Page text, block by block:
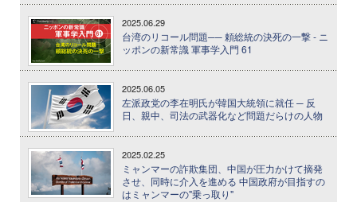
2025.06.29
台湾のリコール問題── 頼総統の決死の一撃 - ニ
ッポンの新常識 軍事学入門 61
2025.06.05
左派政党の李在明氏が韓国大統領に就任 ─ 反
日、親中、司法の武器化など問題だらけの人物
2025.02.25
ミャンマーの詐欺集団、中国が圧力かけて摘発
させ、同時に介入を進める 中国政府が目指すの
はミャンマーの"乗っ取り"